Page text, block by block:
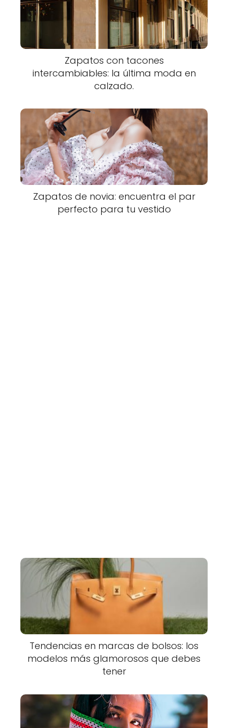
Zapatos con tacones
intercambiables: la última moda en
calzado.
Zapatos de novia: encuentra el par
perfecto para tu vestido
Tendencias en marcas de bolsos: los
modelos más glamorosos que debes
tener